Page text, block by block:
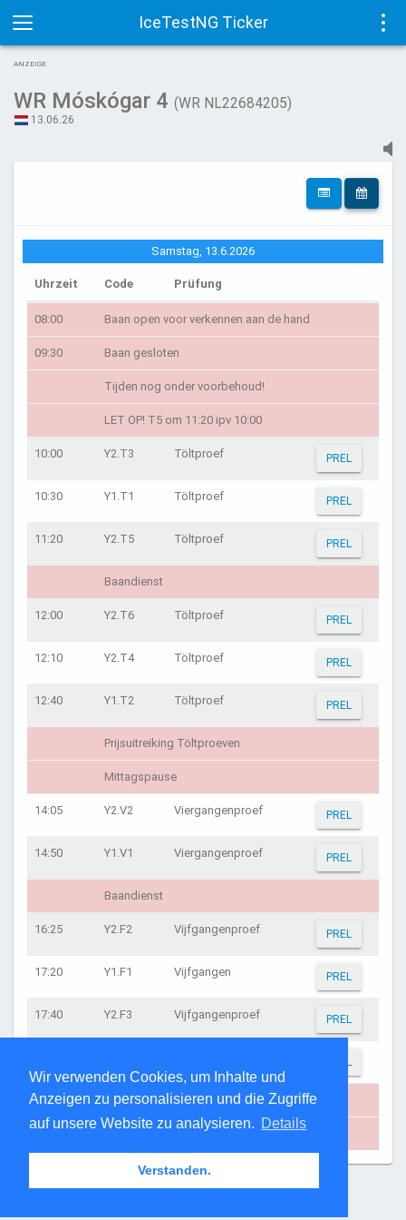
Wir verwenden Cookies, um Inhalte und
Anzeigen zu personalisieren und die Zugriffe
auf unsere Website zu analysieren. Details
Verstanden.
IceTestNG Ticker
Toggle
navigation
ANZEIGE
WR Móskógar 4 (WR NL22684205)
13.06.26
Samstag, 13.6.2026
Uhrzeit Code Prüfung
08:00 Baan open voor verkennen aan de hand
09:30 Baan gesloten
Tijden nog onder voorbehoud!
LET OP! T5 om 11:20 ipv 10:00
10:00 Y2.T3 Töltproef PREL
10:30 Y1.T1 Töltproef PREL
11:20 Y2.T5 Töltproef PREL
Baandienst
12:00 Y2.T6 Töltproef PREL
12:10 Y2.T4 Töltproef PREL
12:40 Y1.T2 Töltproef PREL
Prijsuitreiking Töltproeven
Mittagspause
14:05 Y2.V2 Viergangenproef PREL
14:50 Y1.V1 Viergangenproef PREL
Baandienst
16:25 Y2.F2 Vijfgangenproef PREL
17:20 Y1.F1 Vijfgangen PREL
17:40 Y2.F3 Vijfgangenproef PREL
PREL
Prijsuitreiking Gangenproeven
Iedereen een veilige reis naar huis